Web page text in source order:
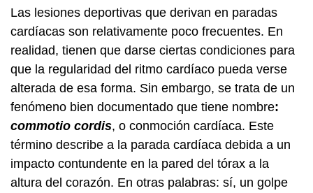
Las lesiones deportivas que derivan en paradas
cardíacas son relativamente poco frecuentes. En
realidad, tienen que darse ciertas condiciones para
que la regularidad del ritmo cardíaco pueda verse
alterada de esa forma. Sin embargo, se trata de un
fenómeno bien documentado que tiene nombre:
commotio cordis, o conmoción cardíaca. Este
término describe a la parada cardíaca debida a un
impacto contundente en la pared del tórax a la
altura del corazón. En otras palabras: sí, un golpe